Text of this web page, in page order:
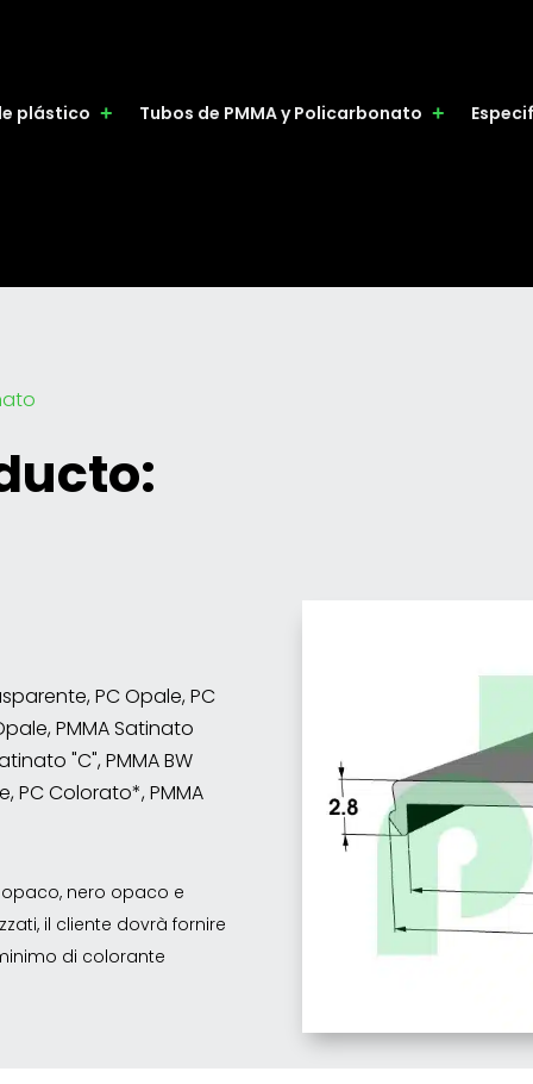
plástico Tubos de PMMA y Policarbonato
PC Opale, PC
PMMA Satinato
"C", PMMA BW
PC Colorato*, PMMA
nero opaco e
il cliente dovrà fornire
di colorante